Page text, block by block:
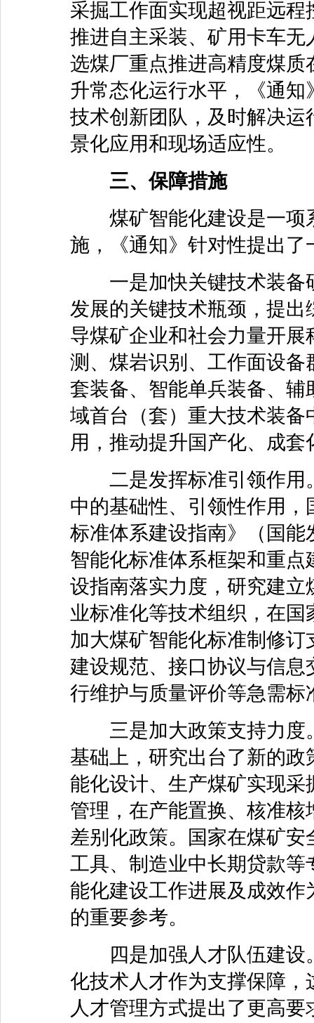
采掘工作面实现超视距远
推进自主采装、矿用卡车
选煤厂重点推进高精度煤
升常态化运行水平，《通
技术创新团队，及时解决
景化应用和现场适应性。
三、保障措施
煤矿智能化建设是一项
施，《通知》针对性提出了
一是加快关键技术装备
发展的关键技术瓶颈，提出
导煤矿企业和社会力量开
测、煤岩识别、工作面设
套装备、智能单兵装备、
域首台（套）重大技术装
用，推动提升国产化、成套
二是发挥标准引领作用
中的基础性、引领性作用
标准体系建设指南》（国
智能化标准体系框架和重
设指南落实力度，研究建
业标准化等技术组织，在
加大煤矿智能化标准制修
建设规范、接口协议与信
行维护与质量评价等急需
三是加大政策支持力度
基础上，研究出台了新的
能化设计、生产煤矿实现
管理，在产能置换、核准
差别化政策。国家在煤矿
工具、制造业中长期贷款
能化建设工作进展及成效
的重要参考。
四是加强人才队伍建设
化技术人才作为支撑保障
人才管理方式提出了更高